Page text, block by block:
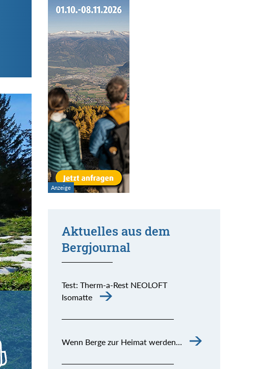
Aktuelles aus dem
Bergjournal
Test: Therm-a-Rest NEOLOFT
Isomatte
Wenn Berge zur Heimat werden…